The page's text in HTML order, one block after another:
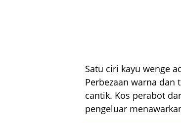
Satu ciri kayu wenge
Perbezaan warna dan
cantik. Kos perabot
pengeluar